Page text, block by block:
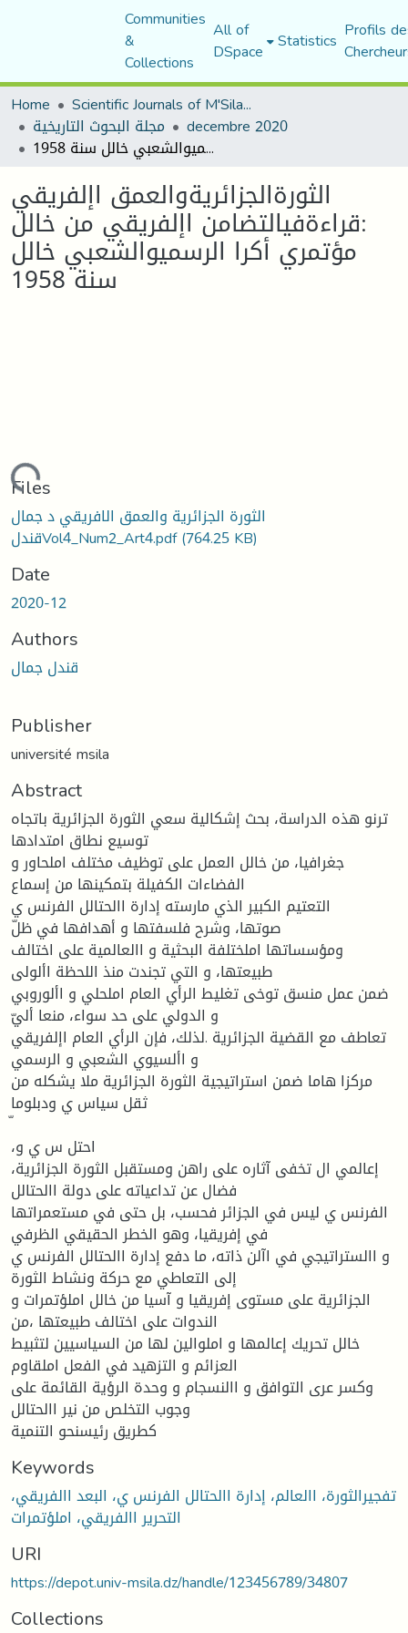
Communities
&
Collections
All of
DSpace Statistics Profils
Home
Scientific Journals of M'Sila University
مجلة البحوث التاريخية decembre 2020
الثورةالجزائريةوالعمق اإلفريقي :قراءةفيالتضامن اإلفريقي من خالل مؤتمري أكرا الرسميوالشعبي خالل سنة 1958
الثورةالجزائريةوالعمق اإلفريقي
:قراءةفيالتضامن اإلفريقي من خالل
مؤتمري أكرا الرسميوالشعبي خالل
سنة 1958
Files
الثورة الجزائرية والعمق الافريقي د جمال
قندلVol4_Num2_Art4.pdf(764.25 KB)
Date
2020-12
Authors
قندل جمال
Publisher
université msila
Abstract
ترنو هذه الدراسة، بحث إشكالية سعي الثورة الجزائرية باتجاه
توسيع نطاق امتدادها
جغرافيا، من خالل العمل على توظيف مختلف املحاور و
الفضاءات الكفيلة بتمكينها من إسماع
التعتيم الكبير الذي مارسته إدارة االحتالل الفرنس ي
صوتها، وشرح فلسفتها و أهدافها في ظلّ
ومؤسساتها املختلفة البحثية و االعالمية على اختالف
طبيعتها، و التي تجندت منذ اللحظة األولى
ضمن عمل منسق توخى تغليط الرأي العام املحلي و األوروبي
و الدولي على حد سواء، منعا أليّ
تعاطف مع القضية الجزائرية .لذلك، فإن الرأي العام اإلفريقي
و األسيوي الشعبي و الرسمي
مركزا هاما ضمن استراتيجية الثورة الجزائرية ملا يشكله من
ثقل سياس ي ودبلوما
،احتل س ي و
إعالمي ال تخفى آثاره على راهن ومستقبل الثورة الجزائرية،
فضال عن تداعياته على دولة االحتالل
الفرنس ي ليس في الجزائر فحسب، بل حتى في مستعمراتها
في إفريقيا، وهو الخطر الحقيقي الظرفي
و االستراتيجي في اآلن ذاته، ما دفع إدارة االحتالل الفرنس ي
إلى التعاطي مع حركة ونشاط الثورة
الجزائرية على مستوى إفريقيا و آسيا من خالل املؤتمرات و
الندوات على اختالف طبيعتها ،من
خالل تحريك إعالمها و املوالين لها من السياسيين لتثبيط
العزائم و التزهيد في الفعل املقاوم
وكسر عرى التوافق و االنسجام و وحدة الرؤية القائمة على
وجوب التخلص من نير االحتالل
كطريق رئيسنحو التنمية
Keywords
تفجيرالثورة، االعالم، إدارة االحتالل الفرنس ي، البعد االفريقي،
التحرير االفريقي، املؤتمرات
URI
https://depot.univ-msila.dz/handle/123456789/34807
Collections